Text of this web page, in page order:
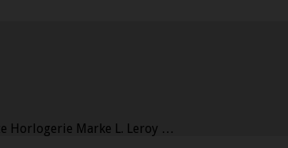
Horlogerie Marke L. Leroy …